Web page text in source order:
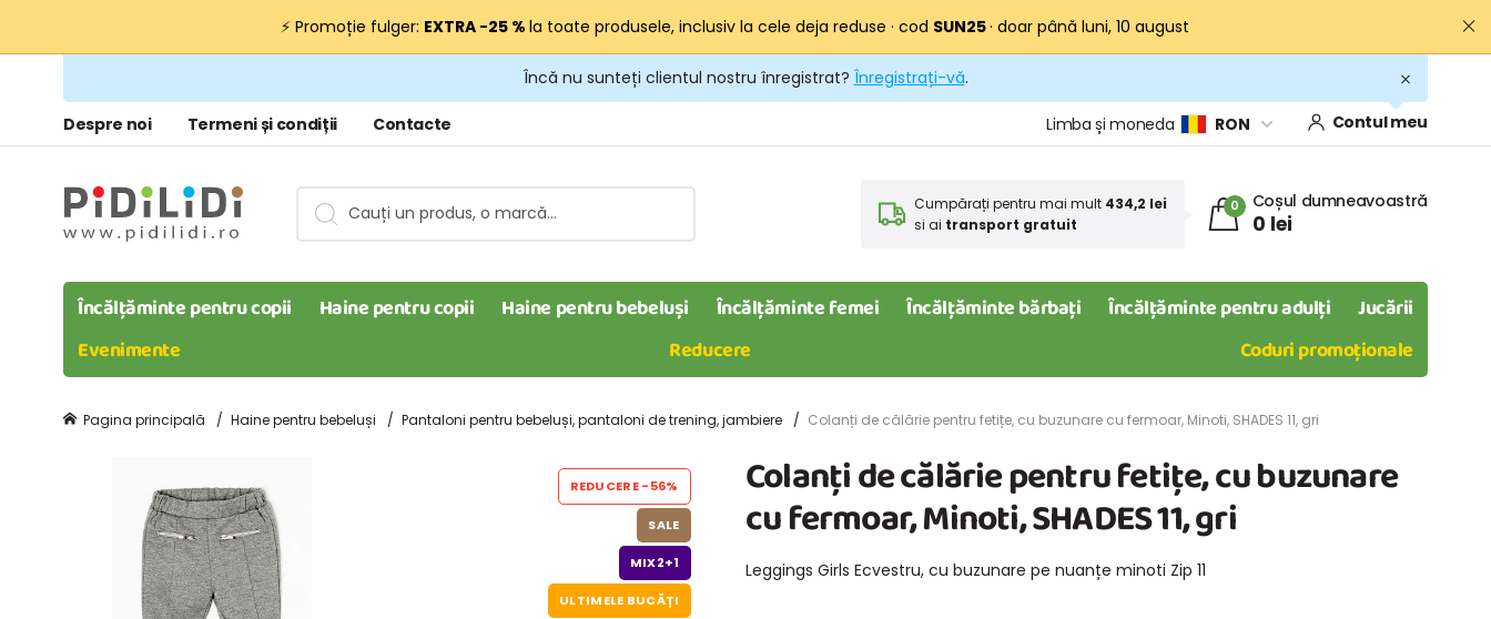
⚡ Promoție fulger: EXTRA −25 % la toate produsele, inclusiv la cele deja reduse · cod SUN25· doar până luni, 10 august
Încă nu sunteți clientul nostru înregistrat? Înregistrați-vă.
Despre noi Termeni și condiții Contacte Limba și moneda RON Contul meu
Cumpărați pentru mai mult 434,2 lei
si ai transport gratuit
0 Coșul dumneavoastră
0 lei
Încălțăminte pentru copii Haine pentru copii Haine pentru bebeluși Încălțăminte femei Încălțăminte bărbați Încălțăminte pentru adulți
Jucării
Evenimente
Reducere Coduri promoționale
Pagina principală Haine pentru bebeluși Pantaloni pentru bebeluși, pantaloni de trening, jambiere Colanți de călărie pentru fetițe, cu buzunare cu fermoar, Minoti, SHADES 11, gri
Colanți de călărie pentru fetițe, cu buzunare
cu fermoar, Minoti, SHADES 11, gri
Leggings Girls Ecvestru, cu buzunare pe nuanțe minoti Zip 11
REDUCERE-56%
SALE
MIX2+1
ULTIMELE BUCĂȚI